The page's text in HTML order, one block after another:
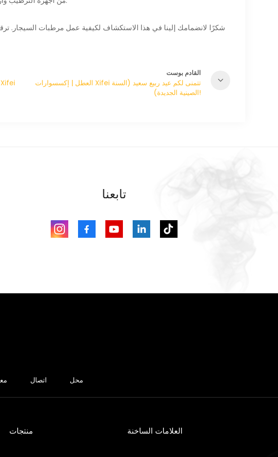
شكرًا لانضمامك إلينا في هذا الاستكشاف لكيفية عمل مرطبات السيجار.
القادم بوست
العطل | إكسسوارات Xifei تتمنى لكم عيد ربيع سعيد (السنة
الصينية الجديدة)!
تابعنا
اتصال محل
منتجات العلامات الساخنة